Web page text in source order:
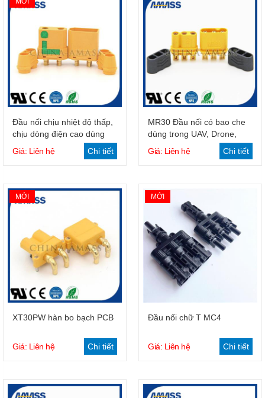
Giỏ hàng
Đầu nối chịu nhiệt độ thấp,
chịu dòng điện cao dùng
cho mô hình máy bay
Giá: Liên hệ Chi tiết
Giỏ hàng
MR30 Đầu nối có bao che
dùng trong UAV, Drone,
động cơ
Giá: Liên hệ Chi tiết
MỚI
Giỏ hàng
XT30PW hàn bo bạch PCB
Giá: Liên hệ Chi tiết
MỚI
Giỏ hàng
Đầu nối chữ T MC4
Giá: Liên hệ Chi tiết